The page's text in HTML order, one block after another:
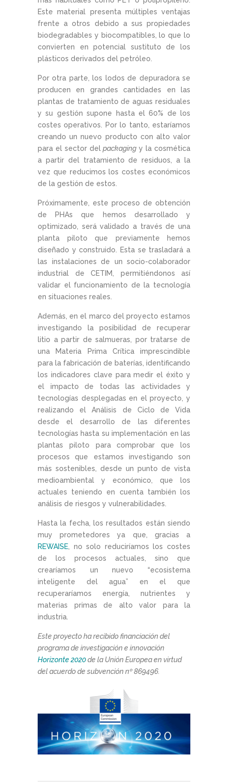
Este material presenta múltiples ventajas
frente a otros debido a sus propiedades
biodegradables y biocompatibles, lo que lo
convierten en potencial sustituto de los
plásticos derivados del petróleo.
Por otra parte, los lodos de depuradora se
producen en grandes cantidades en las
plantas de tratamiento de aguas residuales
y su gestión supone hasta el 60% de los
costes operativos. Por lo tanto, estaríamos
creando un nuevo producto con alto valor
para el sector delpackaging y la cosmética
a partir del tratamiento de residuos, a la
vez que reducimos los costes económicos
de la gestión de estos.
Próximamente, este proceso de obtención
de PHAs que hemos desarrollado y
optimizado, será validado a través de una
planta piloto que previamente hemos
diseñado y construido. Esta se trasladará a
las instalaciones de un socio-colaborador
industrial de CETIM, permitiéndonos así
validar el funcionamiento de la tecnología
en situaciones reales.
Además, en el marco del proyecto estamos
investigando la posibilidad de recuperar
litio a partir de salmueras, por tratarse de
una Materia Prima Crítica imprescindible
para la fabricación de baterías, identificando
los indicadores clave para medir el éxito y
el impacto de todas las actividades y
tecnologías desplegadas en el proyecto, y
realizando el Análisis de Ciclo de Vida
desde el desarrollo de las diferentes
tecnologías hasta su implementación en las
plantas piloto para comprobar que los
procesos que estamos investigando son
más sostenibles, desde un punto de vista
medioambiental y económico, que los
actuales teniendo en cuenta también los
análisis de riesgos y vulnerabilidades.
Hasta la fecha, los resultados están siendo
muy prometedores ya que, gracias a
REWAISE , no solo reduciríamos los costes
de los procesos actuales, sino que
crearíamos un nuevo “ecosistema
inteligente del agua” en el que
recuperaríamos energía, nutrientes y
materias primas de alto valor para la
industria.
Este proyecto ha recibido financiación del
programa de investigación e innovación
Horizonte 2020de la Unión Europea en virtud
del acuerdo de subvención nº 869496.